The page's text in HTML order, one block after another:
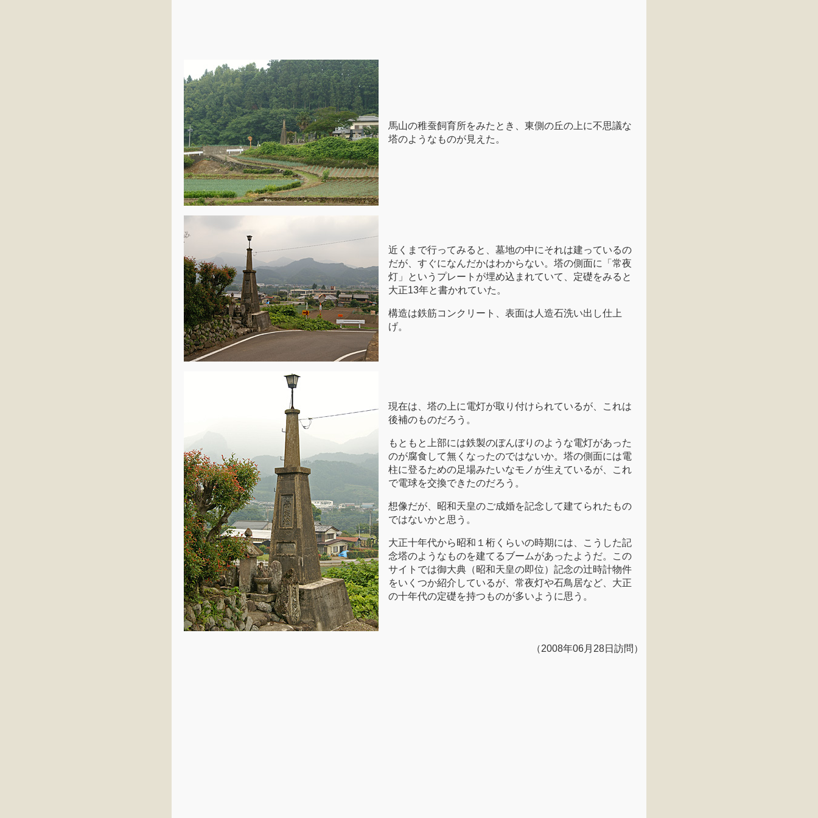
馬山の稚蚕飼育所をみたとき、東側の丘の上に不思議な
塔のようなものが見えた。
近くまで行ってみると、墓地の中にそれは建っているの
だが、すぐになんだかはわからない。塔の側面に「常夜
灯」というプレートが埋め込まれていて、定礎をみると
大正13年と書かれていた。
構造は鉄筋コンクリート、表面は人造石洗い出し仕上
げ。
現在は、塔の上に電灯が取り付けられているが、これは
後補のものだろう。
もともと上部には鉄製のぼんぼりのような電灯があった
のが腐食して無くなったのではないか。塔の側面には電
柱に登るための足場みたいなモノが生えているが、これ
で電球を交換できたのだろう。
想像だが、昭和天皇のご成婚を記念して建てられたもの
ではないかと思う。
大正十年代から昭和１桁くらいの時期には、こうした記
念塔のようなものを建てるブームがあったようだ。この
サイトでは御大典（昭和天皇の即位）記念の辻時計物件
をいくつか紹介しているが、常夜灯や石鳥居など、大正
の十年代の定礎を持つものが多いように思う。
（2008年06月28日訪問）